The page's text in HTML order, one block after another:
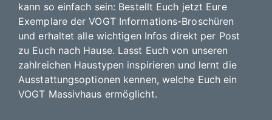
kann so einfach sein: Bestellt Euch jetzt Eure
Exemplare der VOGT Informations-Broschüren
und erhaltet alle wichtigen Infos direkt per Post
zu Euch nach Hause. Lasst Euch von unseren
zahlreichen Haustypen inspirieren und lernt die
Ausstattungsoptionen kennen, welche Euch ein
VOGT Massivhaus ermöglicht.